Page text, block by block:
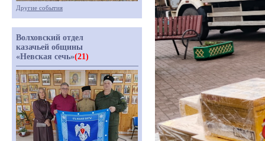
Другие события
Волховский отдел
казачьей общины
«Невская сечь»(21)